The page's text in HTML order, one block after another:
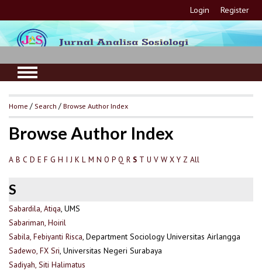
Login Register
Home /Search /Browse Author Index
Browse Author Index
A B C D E F G H I J K L M N O P Q R S T U V W X Y Z All
S
Sabardila, Atiqa, UMS
Sabariman, Hoiril
Sabila, Febiyanti Risca, Department Sociology Universitas Airlangga
Sadewo, FX Sri, Universitas Negeri Surabaya
Sadiyah, Siti Halimatus